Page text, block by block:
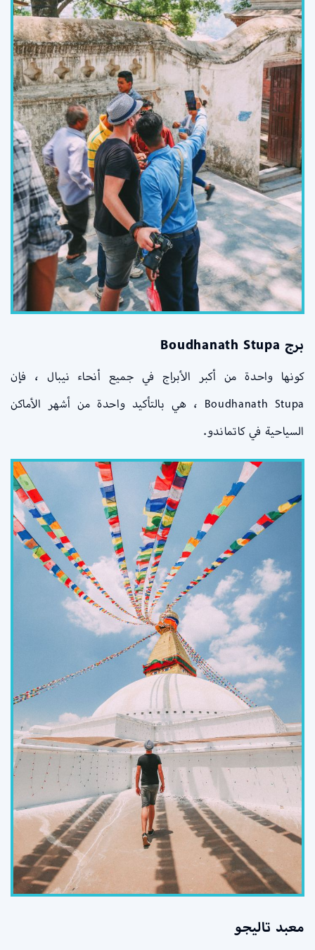
برج Boudhanath Stupa
كونها واحدة من أكبر الأبراج في جميع أنحاء نيبال ، فإن
Boudhanath Stupa ، هي بالتأكيد واحدة من أشهر الأماكن
السياحية في كاتماندو.
معبد تاليجو